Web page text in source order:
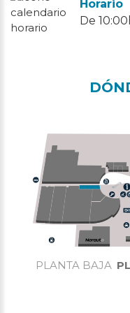
Horario
De
PLANTA BAJA